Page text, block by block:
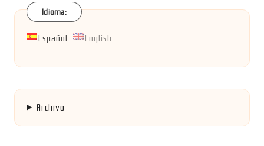
entradas
Idioma:
Español English
Archivo